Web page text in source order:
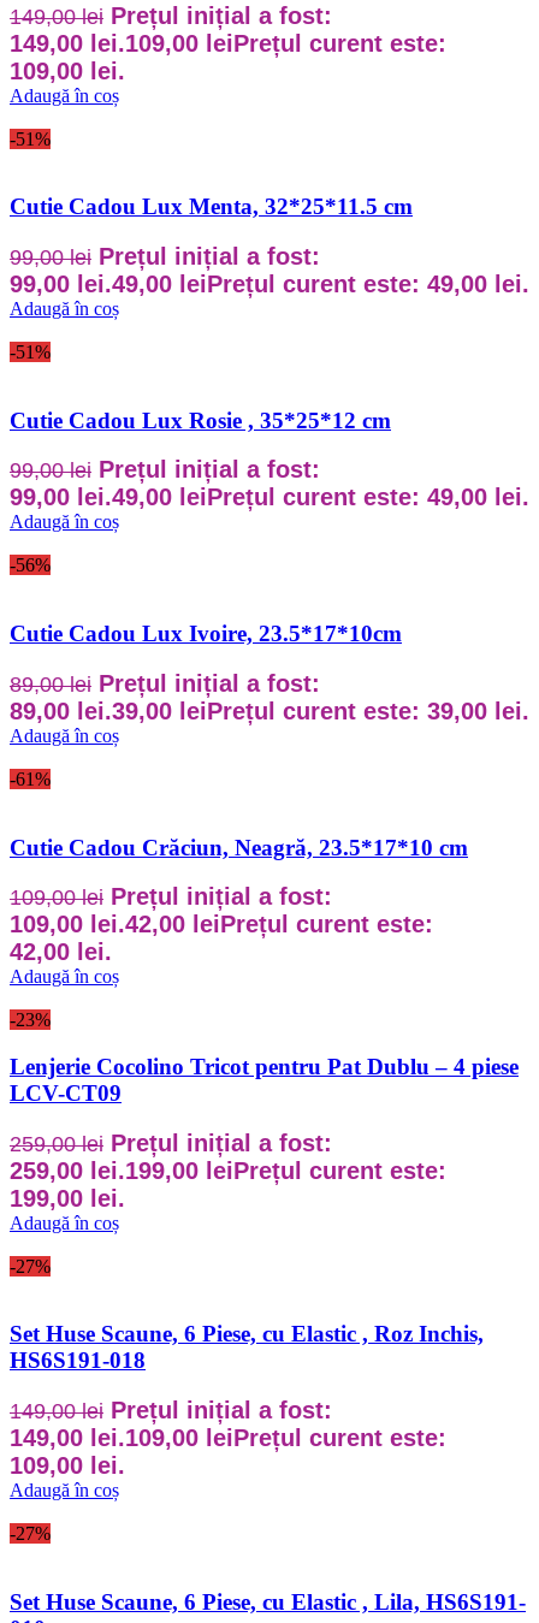
149,00lei Prețul inițial a fost:
149,00 lei.109,00 leiPrețul curent este:
109,00 lei.
Adaugă în coș
-51%
Cutie Cadou Lux Menta, 32*25*11.5 cm
99,00lei Prețul inițial a fost:
99,00 lei.49,00 leiPrețul curent este: 49,00 lei.
Adaugă în coș
-51%
Cutie Cadou Lux Rosie , 35*25*12 cm
99,00lei Prețul inițial a fost:
99,00 lei.49,00 leiPrețul curent este: 49,00 lei.
Adaugă în coș
-56%
Cutie Cadou Lux Ivoire, 23.5*17*10cm
89,00lei Prețul inițial a fost:
89,00 lei.39,00 leiPrețul curent este: 39,00 lei.
Adaugă în coș
-61%
Cutie Cadou Crăciun, Neagră, 23.5*17*10 cm
109,00lei Prețul inițial a fost:
109,00 lei.42,00 leiPrețul curent este:
42,00 lei.
Adaugă în coș
-23%
Lenjerie Cocolino Tricot pentru Pat Dublu – 4 piese
LCV-CT09
259,00lei Prețul inițial a fost:
259,00 lei.199,00 leiPrețul curent este:
199,00 lei.
Adaugă în coș
-27%
Set Huse Scaune, 6 Piese, cu Elastic , Roz Inchis,
HS6S191-018
149,00lei Prețul inițial a fost:
149,00 lei.109,00 leiPrețul curent este:
109,00 lei.
Adaugă în coș
-27%
Set Huse Scaune, 6 Piese, cu Elastic , Lila, HS6S191-